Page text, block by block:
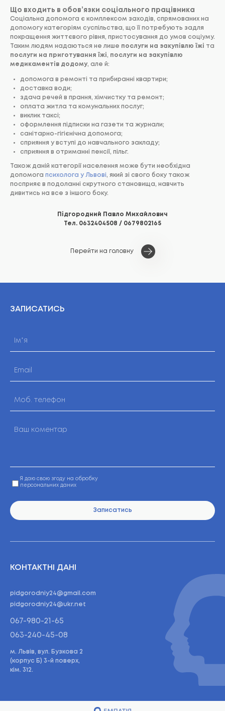
Що входить в обов’язки соціального працівника
Соціальна допомога є комплексом заходів, спрямованих на
допомогу категоріям суспільства, що її потребують задля
покращення життєвого рівня, пристосування до умов соціуму.
Таким людям надаються не лише послуги на закупівлю їжі та
послуги на приготування їжі, послуги на закупівлю
медикаментів додому, але й:
допомога в ремонті та прибиранні квартири;
доставка води;
здача речей в прання, хімчистку та ремонт;
оплата житла та комунальних послуг;
виклик таксі;
оформлення підписки на газети та журнали;
санітарно-гігієнічна допомога;
сприяння у вступі до навчального закладу;
сприяння в отриманні пенсії, пільг.
Також даній категорії населення може бути необхідна
допомога психолога у Львові, який зі свого боку також
посприяє в подоланні скрутного становища, навчить
дивитись на все з іншого боку.
Підгородний Павло Михайлович
Тел. 0632404508 / 0679802165
Перейти на головну
ЗАПИСАТИСЬ
Я даю свою згоду на обробку
персональних даних
Записатись
КОНТАКТНІ ДАНІ
pidgorodniy24@gmail.com
pidgorodniy24@ukr.net
067-980-21-65
063-240-45-08
м. Львів, вул. Бузкова 2
(корпус Б) 3-й поверх,
кім. 312.